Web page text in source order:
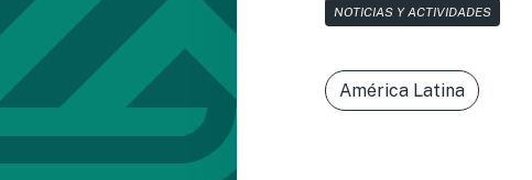
NOTICIAS Y ACTIVIDADES
América Latina